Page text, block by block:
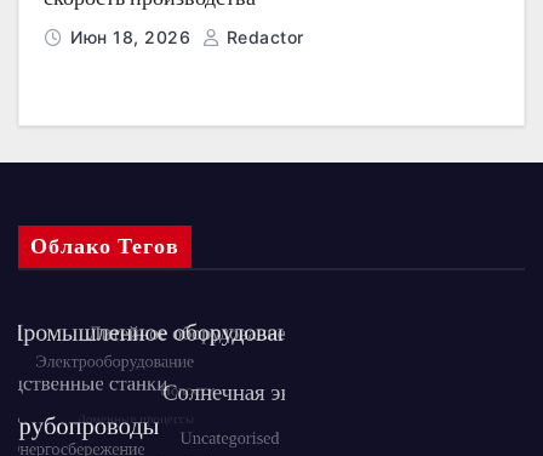
Июн 18, 2026 Redactor
Облако Тегов